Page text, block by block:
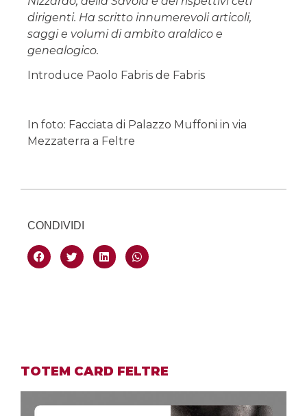
dirigenti. Ha scritto innumerevoli articoli,
saggi e volumi di ambito araldico e
genealogico.
Introduce Paolo Fabris de Fabris
In foto: Facciata di Palazzo Muffoni in via
Mezzaterra a Feltre
CONDIVIDI
TOTEM CARD FELTRE